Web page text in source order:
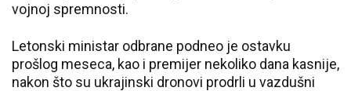
vojnoj spremnosti.
Letonski ministar odbrane podneo je ostavku
prošlog meseca, kao i premijer nekoliko dana kasnije,
nakon što su ukrajinski dronovi prodrli u vazdušni